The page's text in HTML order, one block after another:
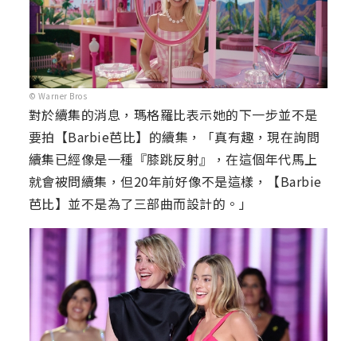
© Warner Bros
對於續集的消息，瑪格羅比表示她的下一步並不是
要拍【Barbie芭比】的續集，「真有趣，現在詢問
續集已經像是一種『膝跳反射』，在這個年代馬上
就會被問續集，但20年前好像不是這樣，【Barbie
芭比】並不是為了三部曲而設計的。」